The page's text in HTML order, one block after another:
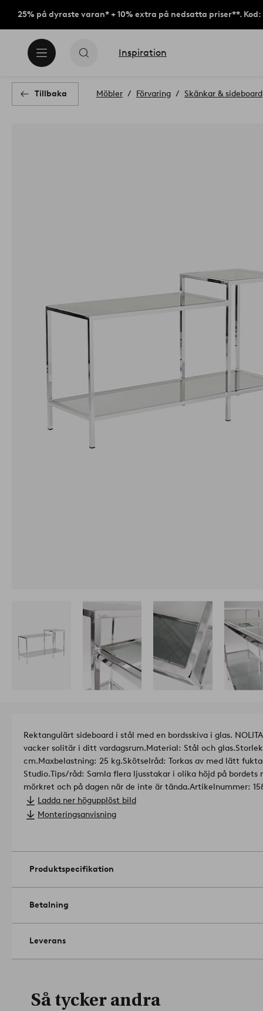
25% på dyraste varan* + 10% extra på nedsatta priser**. Kod:
Inspiration
Tillbaka Möbler Förvaring Skänkar & sideboard
Rektangulärt sideboard i stål med en bordsskiva i glas.
vacker solitär i ditt vardagsrum.Material: Stål och glas.
cm.Maxbelastning: 25 kg.Skötselråd: Torkas av med lätt
Studio.Tips/råd: Samla flera ljusstakar i olika höjd på
mörkret och på dagen när de inte är tända.Artikelnummer:
Ladda ner högupplöst bild
Monteringsanvisning
Produktspecifikation
Betalning
Leverans
Så tycker andra